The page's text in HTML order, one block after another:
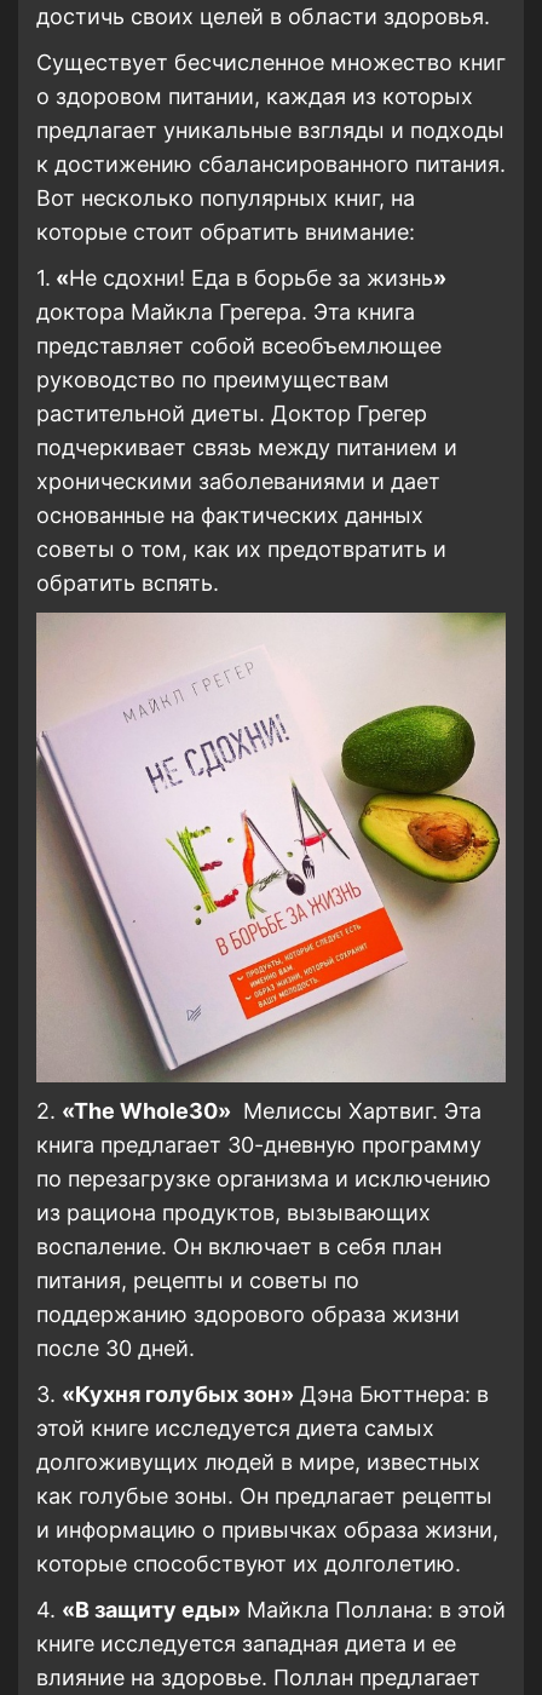
достичь своих целей в области здоровья.
Существует бесчисленное множество книг
о здоровом питании, каждая из которых
предлагает уникальные взгляды и подходы
к достижению сбалансированного питания.
Вот несколько популярных книг, на
которые стоит обратить внимание:
1. «Не сдохни! Еда в борьбе за жизнь»
доктора Майкла Грегера. Эта книга
представляет собой всеобъемлющее
руководство по преимуществам
растительной диеты. Доктор Грегер
подчеркивает связь между питанием и
хроническими заболеваниями и дает
основанные на фактических данных
советы о том, как их предотвратить и
обратить вспять.
2. «The Whole30» Мелиссы Хартвиг. Эта
книга предлагает 30-дневную программу
по перезагрузке организма и исключению
из рациона продуктов, вызывающих
воспаление. Он включает в себя план
питания, рецепты и советы по
поддержанию здорового образа жизни
после 30 дней.
3. «Кухня голубых зон» Дэна Бюттнера: в
этой книге исследуется диета самых
долгоживущих людей в мире, известных
как голубые зоны. Он предлагает рецепты
и информацию о привычках образа жизни,
которые способствуют их долголетию.
4. «В защиту еды» Майкла Поллана: в этой
книге исследуется западная диета и ее
влияние на здоровье. Поллан предлагает